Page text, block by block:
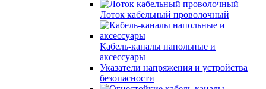
Лоток кабельный проволочный
Кабель-каналы напольные и
аксессуары
Указатели напряжения и устройства
безопасности